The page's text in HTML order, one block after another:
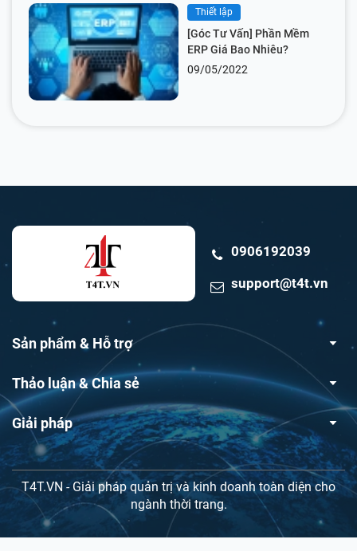
Thiết lập
[Góc Tư Vấn] Phần Mềm
ERP Giá Bao Nhiêu?
09/05/2022
0906192039
support@t4t.vn
Sản phẩm & Hỗ trợ
Thảo luận & Chia sẻ
Giải pháp
T4T.VN - Giải pháp quản trị và kinh doanh toàn diện cho
ngành thời trang.